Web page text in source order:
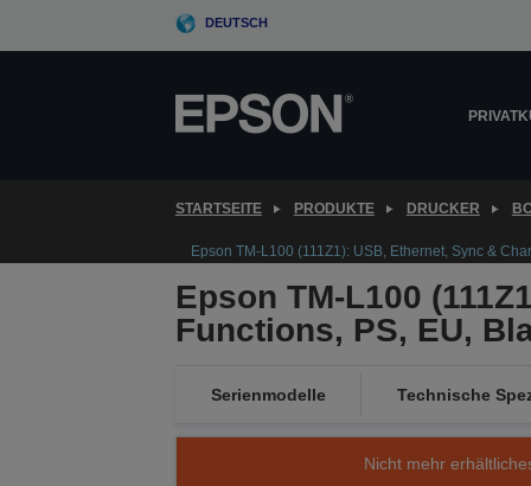
DEUTSCH
STARTSEITE PRODUKTE DRUCKER
Epson TM-L100 (111Z1): USB, Ethernet, Sync &
Epson TM-L100
Functions, PS, EU,
Serienmodelle Technische
Nicht mehr